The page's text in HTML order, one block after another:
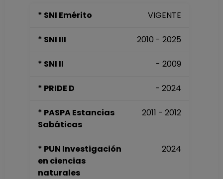
Morelia, Michoacán
(fecha inicial de
hasta 15-04-2015
* SNI Emérito VIGENTE
* SNI III 2010 - 2025
* SNI II - 2009
* PRIDE D - 2024
* PASPA Estancias
Sabáticas
2011 - 2012
* PUN Investigación
en ciencias
naturales
2024